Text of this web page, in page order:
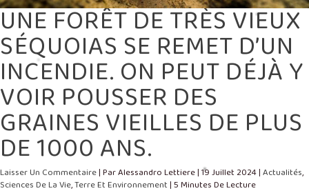
UNE FORÊT DE TRÈS VIEUX
SÉQUOIAS SE REMET D’UN
INCENDIE. ON PEUT DÉJÀ Y
VOIR POUSSER DES
GRAINES VIEILLES DE PLUS
DE 1000 ANS.
Laisser Un Commentaire| ParAlessandro Lettiere|19 Juillet 2024|Actualités,
Sciences De La Vie,Terre Et Environnement|5 Minutes De Lecture